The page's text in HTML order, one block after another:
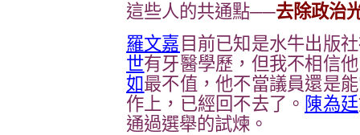
這些人的共通點──去除政治
羅文嘉 目前已知是水牛出版
世有牙醫學歷，但我不相信
如最不值，他不當議員還是
作上，已經回不去了。 陳為廷
通過選舉的試煉。